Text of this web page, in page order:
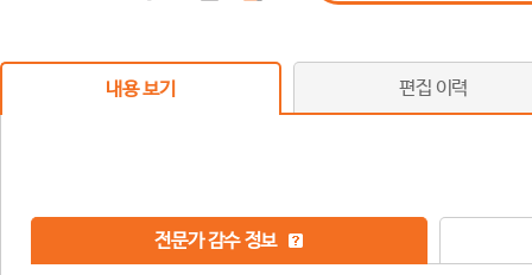
내용 보기 편집 이력
전문가 감수 정보